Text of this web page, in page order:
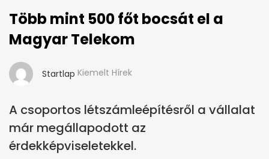
Több mint 500 főt bocsát el a
Magyar Telekom
Startlap Kiemelt Hírek
A csoportos létszámleépítésről a vállalat
már megállapodott az
érdekképviseletekkel.